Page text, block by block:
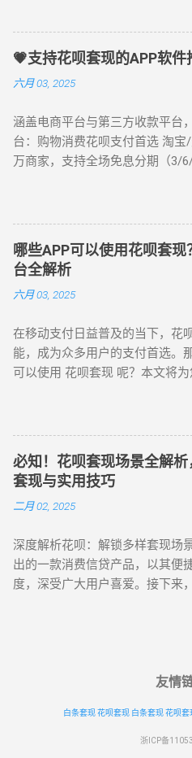
且用户的消费需求也在不断扩
概念。 一、什么是花呗套现？ “
的手段，将花呗账户中的消费额
或企业的资金周转。实际上，花
可以将花呗的额度变现成现金。
1000元的花呗额度，而你急需用
但商家或服务商并不接受花呗支
支付。 二、花呗套现的基本原
具，和信用卡类似。它并不需要
根据用户的信用记录、消费习惯
用户可以在规定时间内分期偿还
就是将花呗的额度变成现金，这
出可操作的第三方服务平台。 通
供一种虚拟商品购买模式，通过
退款金额就能够转回到用户的支
得现金，然后完成相应的还款操
风险。下面列举了几种常见的
平台通常是通过将用户的花呗额
现套现。一般来说，用户需要向
则通过特定的支付方式将花呗额
尤其是对个人信用的潜在影响。
现方法通常是用户通过在线购买
卡等）后，通过退款或者转卖的
金。这种方式看似无害，但实际
在欺诈和被封号的风险。 线下商
💗支持花呗套现的APP软
六月 03, 2025
涵盖电商平台与第三方收款平台
台：购物消费花呗支付首选 淘
万商家，支持全场免息分期（3/
锁隐藏福利。 推荐场景：日常
息）。618/双11期间叠加“白条+
可享额外补贴。 推荐搜索：“京东
牌特卖专场，美妆服饰低至1折
每周三“美妆日”叠加花呗满减，
电数码分期首选，支持花呗6期免
新最高抵2000元。线下门店同步
服务覆盖100+城市。 推荐搜索
哪些APP可以使用花呗套
台全解析
六月 03, 2025
在移动支付日益普及的当下，花
能，成为众多用户的支付首选。
可以使用 花呗套现 呢？本文将
付宝（蚂蚁金服） 支付宝作为
础消费操作，还可方便地进行账
同时，支付宝提供的还款提醒功
产生逾期。无论是线上购物，还
宝，选择花呗支付，即可轻松完
淘宝和天猫深度支持花呗支付。
花呗完成支付，还能享受花呗分
期还款，缓解资金压力。 京东 ：
者的支付选择。 美团 / 大众点
捷。 滴滴出行 ：在使用滴滴打
无论是商务出行还是休闲旅游，
必知！花呗套现场景全解
套现与实用技巧
二月 02, 2025
深度解析花呗：解锁多样套现场
出的一款消费信贷产品，以其便
度，深受广大用户喜爱。接下来
套现场景大揭秘 （一）线上丰
台，部分商家也接入了花呗支付
的身影。此外，在充值缴费类平
费缴纳等场景，花呗也能派上用
友情
白条套现花呗套现 白条套现花呗套
浙ICP备